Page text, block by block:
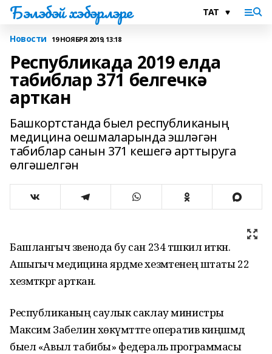
Бэлэбэй хэбэрлэре
Новости 19 НОЯБРЯ 2019, 13:18
Республикада 2019 елда
табиблар 371 белгечкә
арткан
Башкортстанда быел республиканың
медицина оешмаларында эшләгән
табиблар санын 371 кешегә арттыруга
өлгәшелгән
Башлангыч звенода бу сан 234 тәшкил иткән.
Ашыгыч медицина ярдәме хезмәтенең штаты 22
хезмәткәргә арткан.
Республиканың саулык саклау министры
Максим Забелин хөкүмәттәге оператив киңәшмәдә
быел «Авыл табибы» федераль программасы